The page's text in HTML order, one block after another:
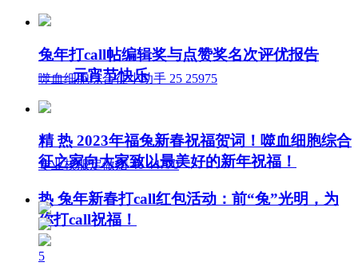
兔年打call帖编辑奖与点赞奖名次评优报告
—— 元宵节快乐
噬血细胞综合征小助手 25 25975
精 热 2023年福兔新春祝福贺词！噬血细胞综合
征之家向大家致以最美好的新年祝福！
专业校服定做婚 46 44770
热 兔年新春打call红包活动：前“兔”光明，为
你打call祝福！
5